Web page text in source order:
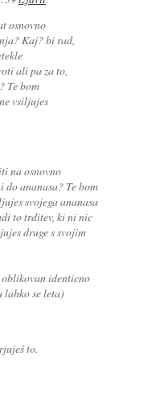
osnovno
Kaj? bi rad,
ali pa za to,
Te bom
vsiljujes
na osnovno
do ananasa? Te bom
svojega ananasa
to trditev, ki ni nic
druge s svojim
oblikovan identicno
lahko se leta)
to.